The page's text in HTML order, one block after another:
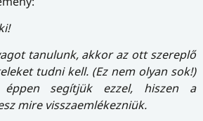
tanulunk, akkor az ott szereplő
tudni kell. (Ez nem olyan sok!)
segítjük ezzel, hiszen a
mire visszaemlékezniük.